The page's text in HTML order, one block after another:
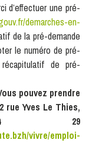
d’effectuer une pré-
demarches-en-
de la pré-demande
le numéro de pré-
de pré-
pouvez prendre
rue Yves Le Thies,
29
vivre/emploi-